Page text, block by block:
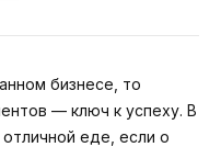
бизнесе, то
— ключ к успеху. В
еде, если о